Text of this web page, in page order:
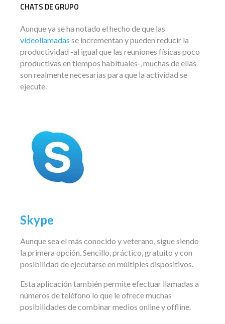
CHATS DE GRUPO
Aunque ya se ha notado el hecho de que las
videollamadas se incrementan y pueden reducir la
productividad -al igual que las reuniones físicas poco
productivas en tiempos habituales-, muchas de ellas
son realmente necesarias para que la actividad se
ejecute.
Skype
Aunque sea el más conocido y veterano, sigue siendo
la primera opción. Sencillo, práctico, gratuito y con
posibilidad de ejecutarse en múltiples dispositivos.
Esta aplicación también permite efectuar llamadas a
números de teléfono lo que le ofrece muchas
posibilidades de combinar medios online y offline.